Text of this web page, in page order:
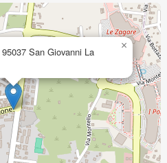
San Giovanni La
×